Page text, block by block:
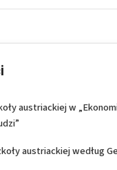
austriackiej w
austriackiej według